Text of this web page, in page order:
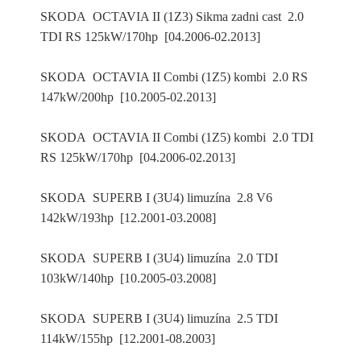
SKODA OCTAVIA II (1Z3) Sikma zadni cast 2.0
TDI RS 125kW/170hp [04.2006-02.2013]
SKODA OCTAVIA II Combi (1Z5) kombi 2.0 RS
147kW/200hp [10.2005-02.2013]
SKODA OCTAVIA II Combi (1Z5) kombi 2.0 TDI
RS 125kW/170hp [04.2006-02.2013]
SKODA SUPERB I (3U4) limuzína 2.8 V6
142kW/193hp [12.2001-03.2008]
SKODA SUPERB I (3U4) limuzína 2.0 TDI
103kW/140hp [10.2005-03.2008]
SKODA SUPERB I (3U4) limuzína 2.5 TDI
114kW/155hp [12.2001-08.2003]